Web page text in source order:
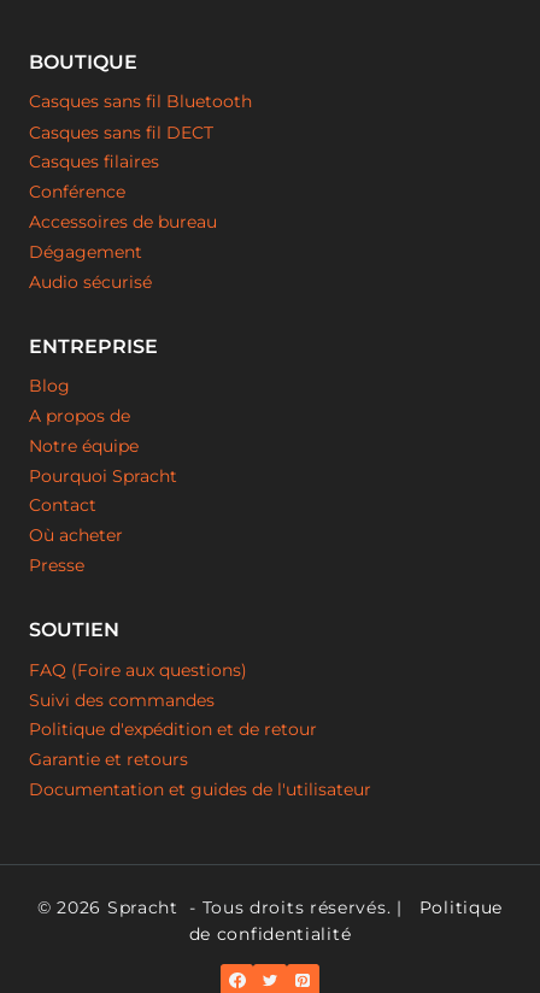
BOUTIQUE
Casques sans fil Bluetooth
Casques sans fil DECT
Casques filaires
Conférence
Accessoires de bureau
Dégagement
Audio sécurisé
ENTREPRISE
Blog
A propos de
Notre équipe
Pourquoi Spracht
Contact
Où acheter
Presse
SOUTIEN
FAQ (Foire aux questions)
Suivi des commandes
Politique d'expédition et de retour
Garantie et retours
Documentation et guides de l'utilisateur
© 2026 Spracht - Tous droits réservés. | Politique
de confidentialité